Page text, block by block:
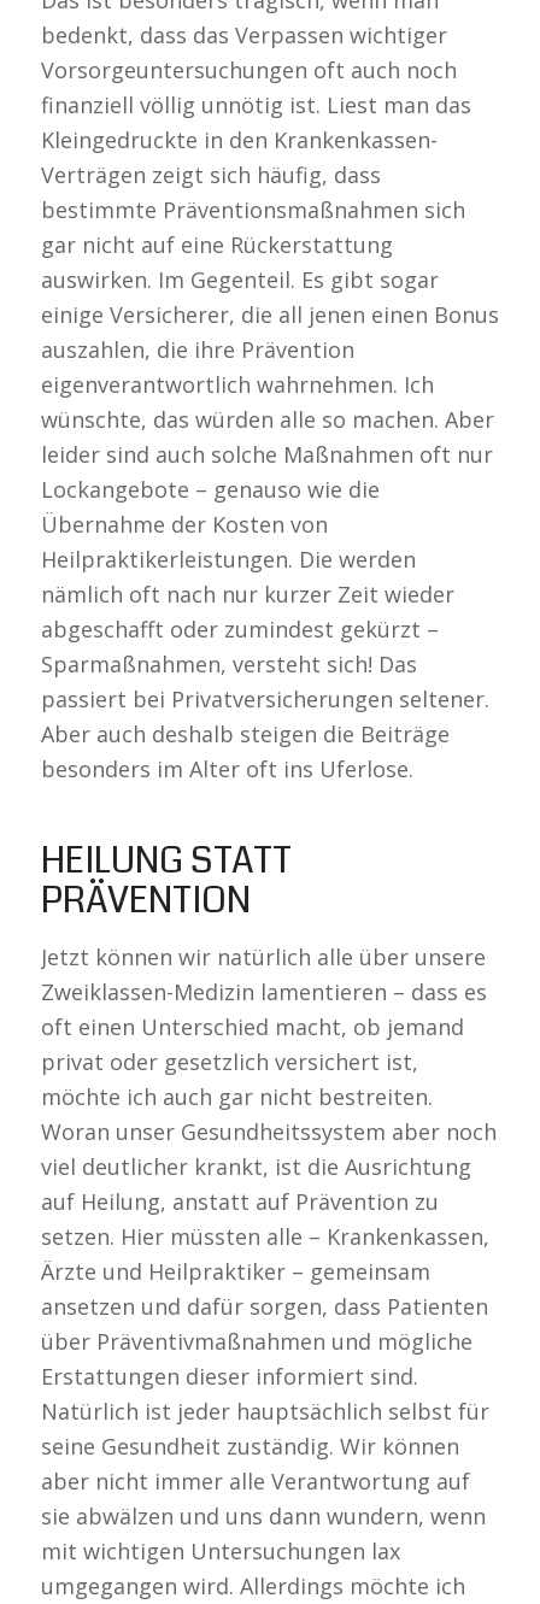
bedenkt, dass das Verpassen wichtiger
Vorsorgeuntersuchungen oft auch noch
finanziell völlig unnötig ist. Liest man das
Kleingedruckte in den Krankenkassen-
Verträgen zeigt sich häufig, dass
bestimmte Präventionsmaßnahmen sich
gar nicht auf eine Rückerstattung
auswirken. Im Gegenteil. Es gibt sogar
einige Versicherer, die all jenen einen Bonus
auszahlen, die ihre Prävention
eigenverantwortlich wahrnehmen. Ich
wünschte, das würden alle so machen. Aber
leider sind auch solche Maßnahmen oft nur
Lockangebote – genauso wie die
Übernahme der Kosten von
Heilpraktikerleistungen. Die werden
nämlich oft nach nur kurzer Zeit wieder
abgeschafft oder zumindest gekürzt –
Sparmaßnahmen, versteht sich! Das
passiert bei Privatversicherungen seltener.
Aber auch deshalb steigen die Beiträge
besonders im Alter oft ins Uferlose.
HEILUNG STATT
PRÄVENTION
Jetzt können wir natürlich alle über unsere
Zweiklassen-Medizin lamentieren – dass es
oft einen Unterschied macht, ob jemand
privat oder gesetzlich versichert ist,
möchte ich auch gar nicht bestreiten.
Woran unser Gesundheitssystem aber noch
viel deutlicher krankt, ist die Ausrichtung
auf Heilung, anstatt auf Prävention zu
setzen. Hier müssten alle – Krankenkassen,
Ärzte und Heilpraktiker – gemeinsam
ansetzen und dafür sorgen, dass Patienten
über Präventivmaßnahmen und mögliche
Erstattungen dieser informiert sind.
Natürlich ist jeder hauptsächlich selbst für
seine Gesundheit zuständig. Wir können
aber nicht immer alle Verantwortung auf
sie abwälzen und uns dann wundern, wenn
mit wichtigen Untersuchungen lax
umgegangen wird. Allerdings möchte ich